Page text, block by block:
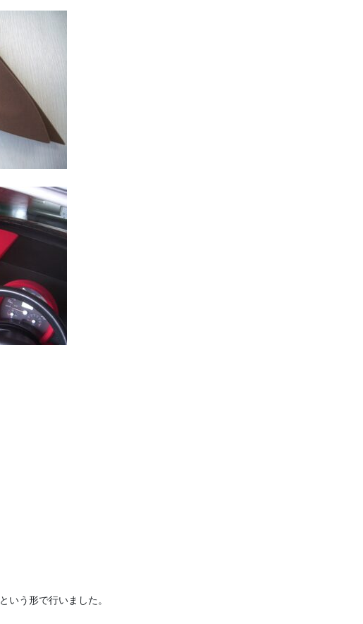
という形で行いました。